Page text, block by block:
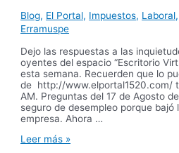
Blog, El Portal, Impuestos, Laboral,
Erramuspe
Dejo las respuestas a las
oyentes del espacio “Escritorio
esta semana. Recuerden que lo
de http://www.elportal1520.com/
AM. Preguntas del 17 de Agosto
seguro de desempleo porque bajó
empresa. Ahora …
Escritorio
Leer más »